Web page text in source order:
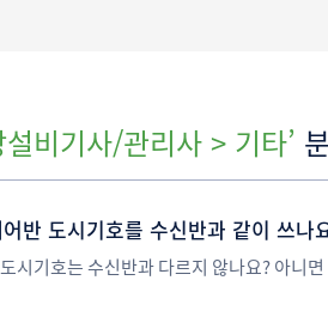
설비기사/관리사 > 기타’
반 도시기호를 수신반과 같이 쓰나
시기호는 수신반과 다르지 않나요? 아니